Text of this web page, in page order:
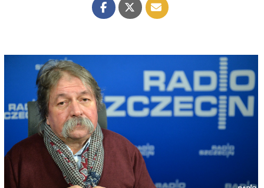
2020-11-06, godz. 11:06
Jan Nowak
Pomniki-sryki!
Epidemia szaleje! Ludzie umierają! Służba zdrowia
w zapaści! Rząd sobie nie radzi, PiS zajmuje się
wewnątrzpartyjnymi rozgrywkami, a wy się
pomnikami zajmujecie???
Przecież to jest szaleństwo i jak na Titanicu!
vorpommern 2020-11-06, godz. 11:28
Co do przeniesienia pomnika Colleoni'ego do